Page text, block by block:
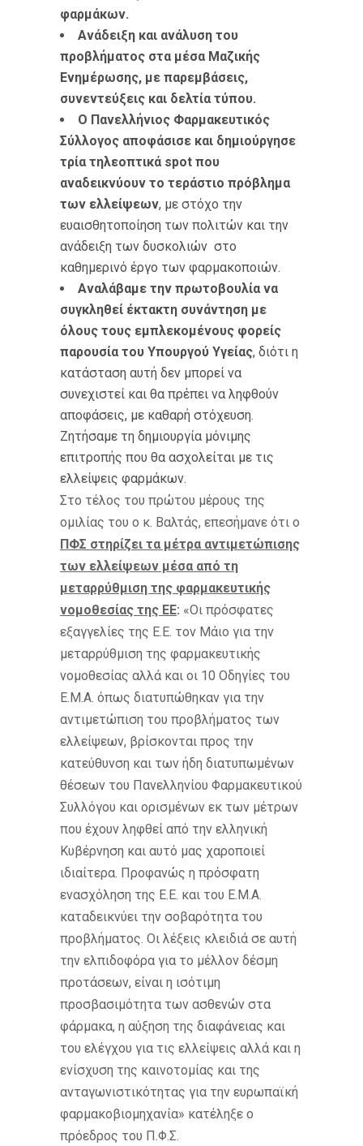
φαρμάκων.
Ανάδειξη και ανάλυση του
προβλήματος στα μέσα Μαζικής
Ενημέρωσης, με παρεμβάσεις,
συνεντεύξεις και δελτία τύπου.
Ο Πανελλήνιος Φαρμακευτικός
Σύλλογος αποφάσισε και δημιούργησε
τρία τηλεοπτικά spot που
αναδεικνύουν το τεράστιο πρόβλημα
των ελλείψεων, με στόχο την
ευαισθητοποίηση των πολιτών και την
ανάδειξη των δυσκολιών στο
καθημερινό έργο των φαρμακοποιών.
Αναλάβαμε την πρωτοβουλία να
συγκληθεί έκτακτη συνάντηση με
όλους τους εμπλεκομένους φορείς
παρουσία του Υπουργού Υγείας, διότι η
κατάσταση αυτή δεν μπορεί να
συνεχιστεί και θα πρέπει να ληφθούν
αποφάσεις, με καθαρή στόχευση.
Ζητήσαμε τη δημιουργία μόνιμης
επιτροπής που θα ασχολείται με τις
ελλείψεις φαρμάκων.
Στο τέλος του πρώτου μέρους της
ομιλίας του ο κ. Βαλτάς, επεσήμανε ότι ο
ΠΦΣ στηρίζει τα μέτρα αντιμετώπισης
των ελλείψεων μέσα από τη
μεταρρύθμιση της φαρμακευτικής
νομοθεσίας της ΕΕ: «Οι πρόσφατες
εξαγγελίες της Ε.Ε. τον Μάιο για την
μεταρρύθμιση της φαρμακευτικής
νομοθεσίας αλλά και οι 10 Οδηγίες του
Ε.M.A. όπως διατυπώθηκαν για την
αντιμετώπιση του προβλήματος των
ελλείψεων, βρίσκονται προς την
κατεύθυνση και των ήδη διατυπωμένων
θέσεων του Πανελληνίου Φαρμακευτικού
Συλλόγου και ορισμένων εκ των μέτρων
που έχουν ληφθεί από την ελληνική
Κυβέρνηση και αυτό μας χαροποιεί
ιδιαίτερα. Προφανώς η πρόσφατη
ενασχόληση της Ε.Ε. και του Ε.Μ.Α.
καταδεικνύει την σοβαρότητα του
προβλήματος. Οι λέξεις κλειδιά σε αυτή
την ελπιδοφόρα για το μέλλον δέσμη
προτάσεων, είναι η ισότιμη
προσβασιμότητα των ασθενών στα
φάρμακα, η αύξηση της διαφάνειας και
του ελέγχου για τις ελλείψεις αλλά και η
ενίσχυση της καινοτομίας και της
ανταγωνιστικότητας για την ευρωπαϊκή
φαρμακοβιομηχανία» κατέληξε ο
πρόεδρος του Π.Φ.Σ.